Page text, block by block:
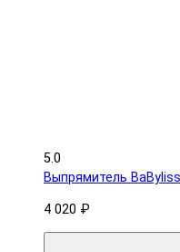
5.0
Выпрямитель
4 020 ₽